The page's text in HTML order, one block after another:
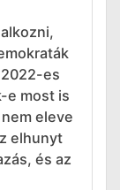
es
e most is
eleve
elhunyt
és az